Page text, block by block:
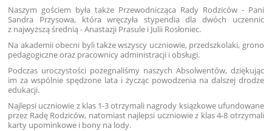
Naszym gościem była także Przewodnicząca Rady Rodziców - Pani
Sandra Przysowa, która wręczyła stypendia dla dwóch uczennic
z najwyższą średnią - Anastazji Prasule i Julii Rosłoniec.
Na akademii obecni byli także wszyscy uczniowie, przedszkolaki, grono
pedagogiczne oraz pracownicy administracji i obsługi.
Podczas uroczystości pożegnaliśmy naszych Absolwentów, dziękując
im za wspólnie spędzone lata i życząc powodzenia na dalszej drodze
edukacji.
Najlepsi uczniowie z klas 1-3 otrzymali nagrody ksiązkowe ufundowane
przez Radę Rodziców, natomiast najlepsi uczniowie z klas 4-8 otrzymali
karty upominkowe i bony na lody.